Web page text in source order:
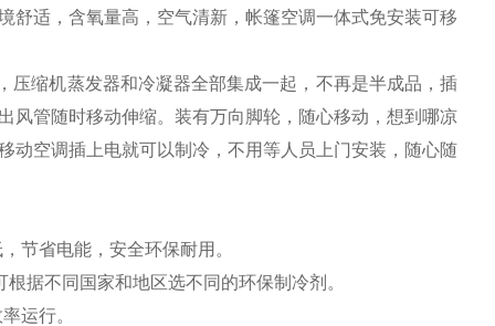
舒适，含氧量高，空气清新，帐篷空调一体式免安装可移
缩机蒸发器和冷凝器全部集成一起，不再是半成品，插
风管随时移动伸缩。装有万向脚轮，随心移动，想到哪凉
动空调插上电就可以制冷，不用等人员上门安装，随心随
节省电能，安全环保耐用。
据不同国家和地区选不同的环保制冷剂。
运行。